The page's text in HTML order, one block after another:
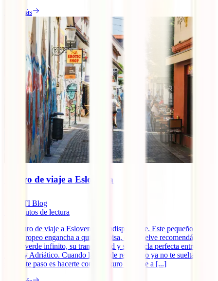
Leer más
Seguro de viaje a Eslovenia
IATI Blog
minutos de lectura
El seguro de viaje a Eslovenia es indispensable. Este pequeño gran
país europeo engancha a quien lo pisa, que vuelve recomendándolo
por su verde infinito, su tranquilidad y su mezcla perfecta entre
Alpes y Adriático. Cuando la idea de recorrerlo ya no te suelta, el
siguiente paso es hacerte con tu seguro de viaje a [...]